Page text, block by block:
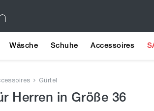
Wäsche Schuhe Accessoires
Gürtel
Herren in Größe 36